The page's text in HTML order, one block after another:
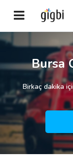
Anasayfa
Giriş Yap
Kayıt Ol
Kategoriler
Bursa
Birkaç dakika